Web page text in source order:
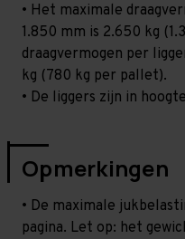
• Het maximale
1.850 mm is 2.650 kg
draagvermogen per
kg (780 kg per pallet).
• De liggers zijn in
Opmerkingen
• De maximale
pagina. Let op: het